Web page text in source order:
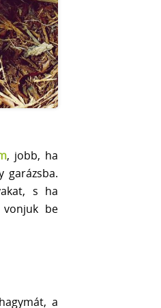
, jobb, ha
garázsba.
s ha
vonjuk be
a